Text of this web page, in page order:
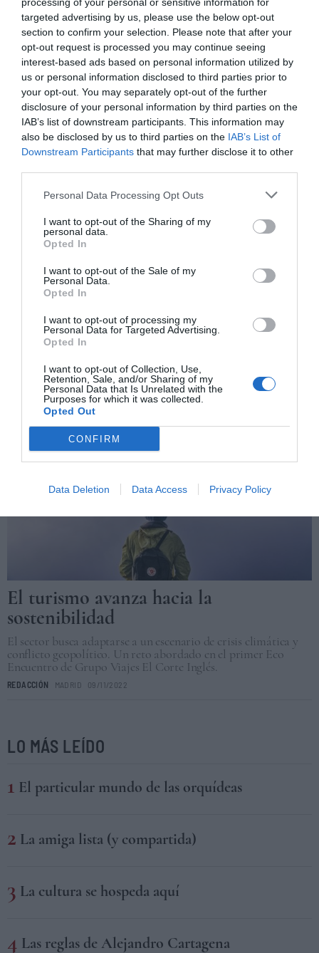
targeted advertising by us, please use the below opt-out
section to confirm your selection. Please note that after your
opt-out request is processed you may continue seeing
interest-based ads based on personal information utilized by
us or personal information disclosed to third parties prior to
your opt-out. You may separately opt-out of the further
disclosure of your personal information by third parties on the
IAB’s list of downstream participants. This information may
also be disclosed by us to third parties on the IAB’s List of
Downstream Participants that may further disclose it to other
Personal Data Processing Opt Outs
I want to opt-out of the Sharing of my
personal data.
Opted In
I want to opt-out of the Sale of my
Personal Data.
Opted In
I want to opt-out of processing my
Personal Data for Targeted Advertising.
Opted In
I want to opt-out of Collection, Use,
Retention, Sale, and/or Sharing of my
Personal Data that Is Unrelated with the
Purposes for which it was collected.
Opted Out
CONFIRM
Data Deletion Data Access Privacy Policy
El turismo avanza hacia la
sostenibilidad
El sector busca adaptarse a un escenario de crisis climática y
conflicto geopolítico. Un reto abordado en el primer Eco
Encuentro de Grupo Viajes El Corte Inglés.
REDACCIÓN MADRID 09/11/2022
LO MÁS LEÍDO
El particular mundo de las orquídeas
La amiga lista (y compartida)
La cultura se hospeda aquí
Las reglas de Alejandro Cartagena